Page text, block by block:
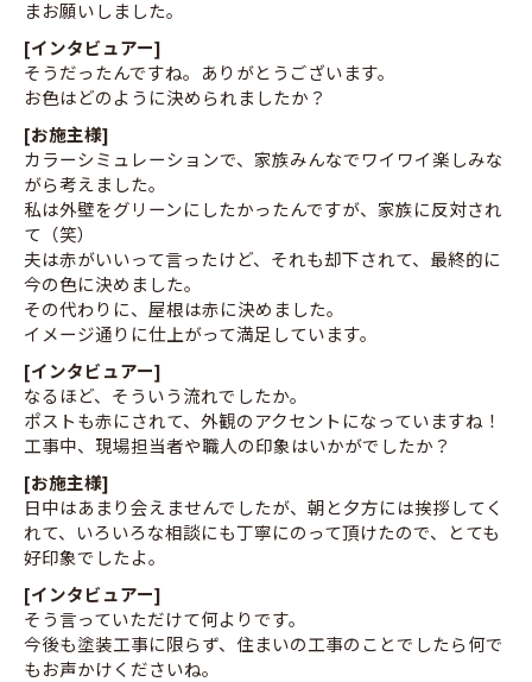
まお願いしました。
[インタビュアー]
そうだったんですね。ありがとうございます。
お色はどのように決められましたか？
[お施主様]
カラーシミュレーションで、家族みんなでワイワイ楽しみな
がら考えました。
私は外壁をグリーンにしたかったんですが、家族に反対され
て（笑）
夫は赤がいいって言ったけど、それも却下されて、最終的に
今の色に決めました。
その代わりに、屋根は赤に決めました。
イメージ通りに仕上がって満足しています。
[インタビュアー]
なるほど、そういう流れでしたか。
ポストも赤にされて、外観のアクセントになっていますね！
工事中、現場担当者や職人の印象はいかがでしたか？
[お施主様]
日中はあまり会えませんでしたが、朝と夕方には挨拶してく
れて、いろいろな相談にも丁寧にのって頂けたので、とても
好印象でしたよ。
[インタビュアー]
そう言っていただけて何よりです。
今後も塗装工事に限らず、住まいの工事のことでしたら何で
もお声かけくださいね。